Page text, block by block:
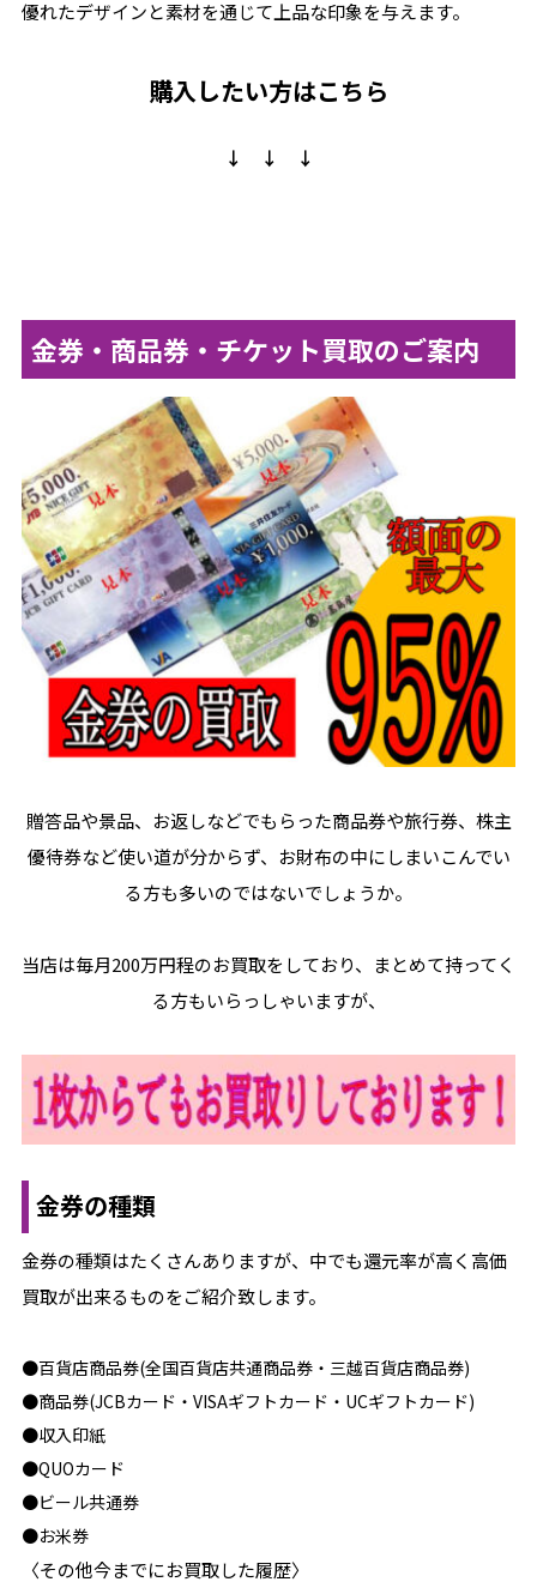
優れたデザインと素材を通じて上品な印象を与えます。
購入したい方はこちら
↓ ↓ ↓
金券・商品券・チケット買取のご案内
贈答品や景品、お返しなどでもらった商品券や旅行券、株主
優待券など使い道が分からず、お財布の中にしまいこんでい
る方も多いのではないでしょうか。
当店は毎月200万円程のお買取をしており、まとめて持ってく
る方もいらっしゃいますが、
金券の種類
金券の種類はたくさんありますが、中でも還元率が高く高価
買取が出来るものをご紹介致します。
●百貨店商品券(全国百貨店共通商品券・三越百貨店商品券)
●商品券(JCBカード・VISAギフトカード・UCギフトカード)
●収入印紙
●QUOカード
●ビール共通券
●お米券
〈その他今までにお買取した履歴〉